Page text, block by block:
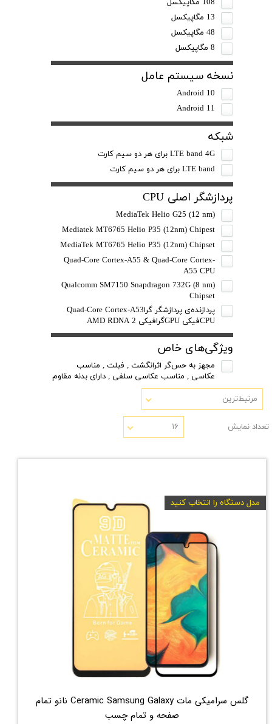
108 مگاپیکسل
13 مگاپیکسل
48 مگاپیکسل
8 مگاپیکسل
نسخه سیستم عامل
Android 10
Android 11
شبکه
LTE band 4G برای هر دو سیم کارت
LTE band برای هر دو سیم کارت
پردازشگر اصلی CPU
MediaTek Helio G25 (12 nm)
Mediatek MT6765 Helio P35 (12nm) Chipest
MediaTek MT6765 Helio P35 (12nm) Chipset
Quad-Core Cortex-A55 & Quad-Core Cortex-
A55 CPU
Qualcomm SM7150 Snapdragon 732G (8 nm)
Chipset
پردازنده‌ی پردازشگر گراQuad-Core Cortex-A53
CPUفیکی GPUگرافیکی AMD RDNA 2
ویژگی‌های خاص
مجهز به حس‌گر اثرانگشت , فبلت , مناسب
عکاسی , مناسب عکاسی سلفی , دارای بدنه مقاوم
مرتبط‌ترین
تعداد نمایش ۱۶
گلس سرامیکی مات Ceramic Samsung Galaxy نانو تمام
صفحه و تمام چسب
مدل دستگاه را انتخاب کنید